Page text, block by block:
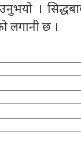
।
लगानी छ ।